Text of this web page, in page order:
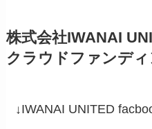
株式会社IWANAI
クラウドファンデ
↓IWANAI UNITED